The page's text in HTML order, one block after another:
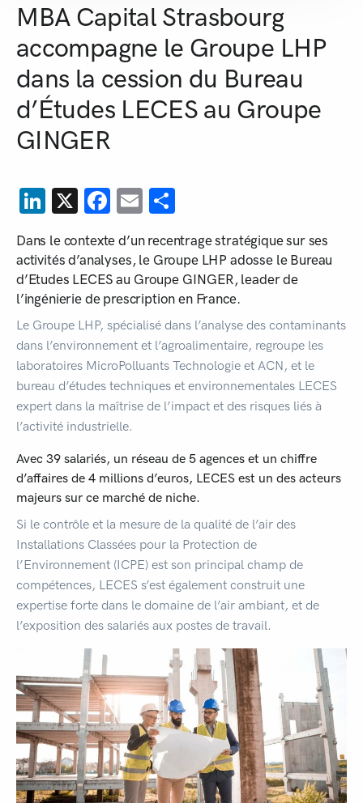
MBA Capital Strasbourg
accompagne le Groupe LHP
dans la cession du Bureau
d’Études LECES au Groupe
GINGER
LinkedIn
X Facebook
Email
Dans le contexte d’un recentrage stratégique sur ses
activitésd’analyses, le Groupe LHP adosse le Bureau
d’Etudes LECES au Groupe GINGER, leader de
l’ingénierie de prescription en France.
Le Groupe LHP, spécialisé dans l’analyse des contaminants
dans l’environnement et l’agroalimentaire, regroupe les
laboratoires MicroPolluants Technologie et ACN, et le
bureau d’études techniques et environnementales LECES
expert dans la maîtrise de l’impact et des risques liés à
l’activité industrielle.
Avec 39 salariés, un réseau de 5 agences et un chiffre
d’affaires de 4 millions d’euros, LECES est un des acteurs
majeurs sur ce marché de niche.
Si le contrôle et la mesure de la qualité de l’air des
Installations Classées pour la Protection de
l’Environnement (ICPE) est son principal champ de
compétences, LECES s’est également construit une
expertise forte dans le domaine de l’air ambiant, et de
l’exposition des salariés aux postes de travail.